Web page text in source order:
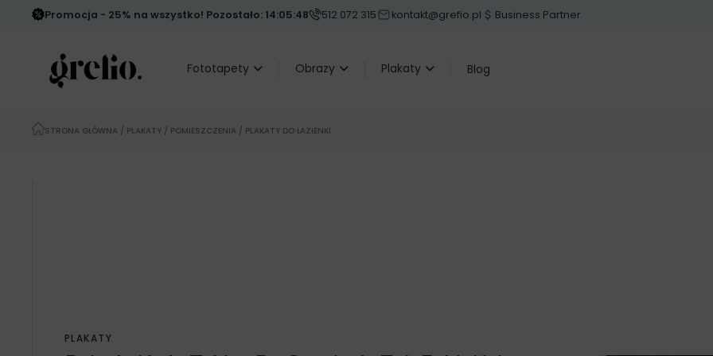
Promocja - 25% na wszystko! Pozostało: 14:05:46 512 072 315 kontakt@grefio.pl Business Partner
Fototapety Obrazy Plakaty Blog
STRONA GŁÓWNA / PLAKATY / POMIESZCZENIA / PLAKATY DO ŁAZIENKI
PLAKATY